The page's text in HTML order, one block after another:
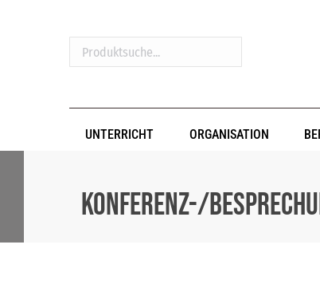
Produktsuche...
UNTERRICHT ORGANISATION
Konferenz-/